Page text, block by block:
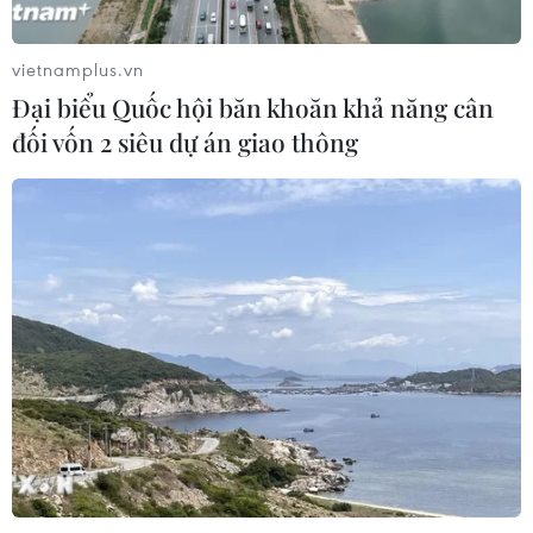
Xem thêm
CƠ QUAN CHỦ QUẢN: THÔNG TẤN XÃ VIỆT NAM
Tổng Biên tập: TRẦN TIẾN DUẨN
Phó Tổng Biên tập: NGUYỄN THỊ TÁM, KHÚC THANH
THỦY
Sở hữu trí tuệ
Quy định sử dụng
RSS
Hỗ trợ
Ngôn ngữ
TTXVN
Dịch vụ tin
Quảng cáo
vietnamplus.vn
Đại biểu Quốc hội băn khoăn khả năng cân
đối vốn 2 siêu dự án giao thông